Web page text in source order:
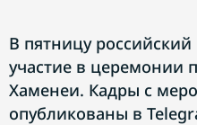
В пятницу
участие в церемонии
Хаменеи. Кадры с
опубликованы в